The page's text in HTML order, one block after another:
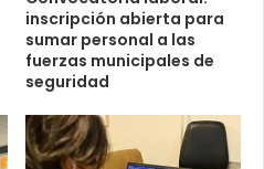
inscripción abierta para
sumar personal a las
fuerzas municipales de
seguridad